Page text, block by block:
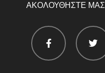
ΑΚΟΛΟΥΘΗΣΤΕ ΜΑΣ